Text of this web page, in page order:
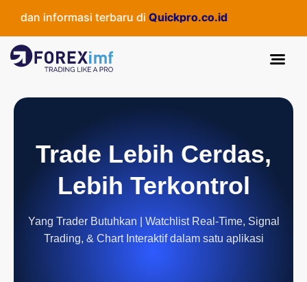
dan informasi terbaru di Quickpro.co.id
Trade Lebih Cerdas,
Lebih Terkontrol
Yang Trader Butuhkan | Watchlist Real-Time, Signal
Trading, & Chart Interaktif dalam satu aplikasi